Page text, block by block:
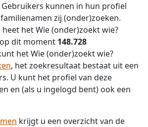
kunnen in hun profiel
zij (onder)zoeken.
het Wie (onder)zoekt wie?
dit moment 148.728
het Wie (onder)zoekt wie?
, het zoekresultaat bestaat uit een
U kunt het profiel van deze
en (als u ingelogd bent) ook een
krijgt u een overzicht van de